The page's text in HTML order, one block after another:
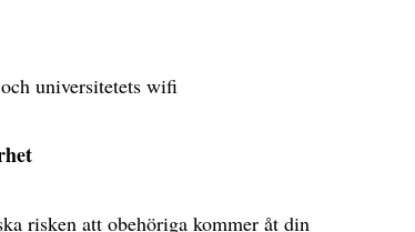
universitetets wifi
risken att obehöriga kommer åt din